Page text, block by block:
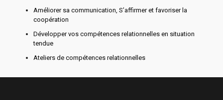
Améliorer sa communication, S’affirmer et favoriser la
coopération
Développer vos compétences relationnelles en situation
tendue
Ateliers de compétences relationnelles